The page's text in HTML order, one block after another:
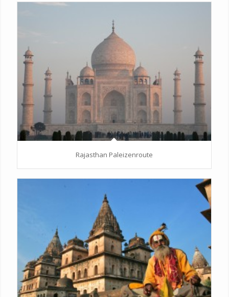
Rajasthan Paleizenroute